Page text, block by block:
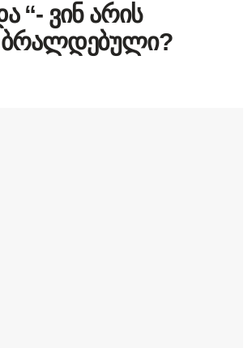
“- ვინ არის